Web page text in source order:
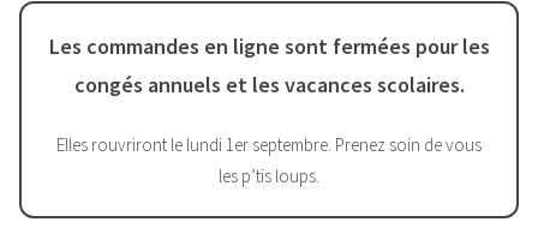
Les commandes en ligne sont fermées pour les
congés annuels et les vacances scolaires.
Elles rouvriront le lundi 1er septembre. Prenez soin de vous
les p’tis loups.